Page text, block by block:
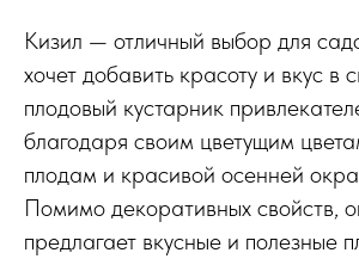
Кизил — отличный выбор для
хочет добавить красоту и вкус в
плодовый кустарник
благодаря своим цветущим
плодам и красивой осенней
Помимо декоративных свойств,
предлагает вкусные и полезные